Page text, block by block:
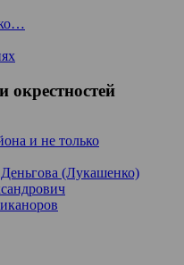
окрестностей
и не только
(Лукашенко)